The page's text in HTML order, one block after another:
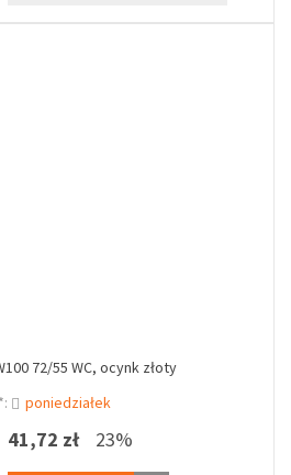
72/55 WC, ocynk złoty
poniedziałek
41,72 zł 23%